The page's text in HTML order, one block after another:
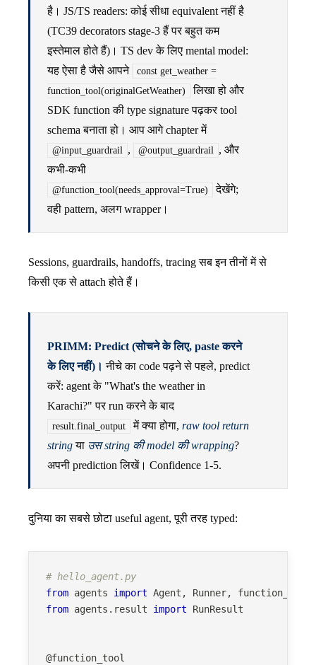
है। JS/TS readers: कोई सीधा equivalent नहीं है
(TC39 decorators stage-3 हैं पर बहुत कम
इस्तेमाल होते हैं)। TS dev के लिए mental model:
यह ऐसा है जैसे आपने
const get_weather =
function_tool(originalGetWeather)
लिखा हो और
SDK function की type signature पढ़कर tool
schema बनाता हो। आप आगे chapter में
@input_guardrail , @output_guardrail , और
कभी-कभी
@function_tool(needs_approval=True)
देखेंगे;
वही pattern, अलग wrapper।
Sessions, guardrails, handoffs, tracing सब इन तीनों में से
किसी एक से attach होते हैं।
PRIMM: Predict (सोचने के लिए, paste करने
के लिए नहीं)। नीचे का code पढ़ने से पहले, predict
करें: agent के "What's the weather in
Karachi?" पर run करने के बाद
result.final_output में क्या होगा, raw tool return
stringया उस string की model की wrapping?
अपनी prediction लिखें। Confidence 1-5.
दुनिया का सबसे छोटा useful agent, पूरी तरह typed:
# hello_agent.py
from agents import Agent , Runner,
function_tool
from agents . result import RunResult
@function_tool